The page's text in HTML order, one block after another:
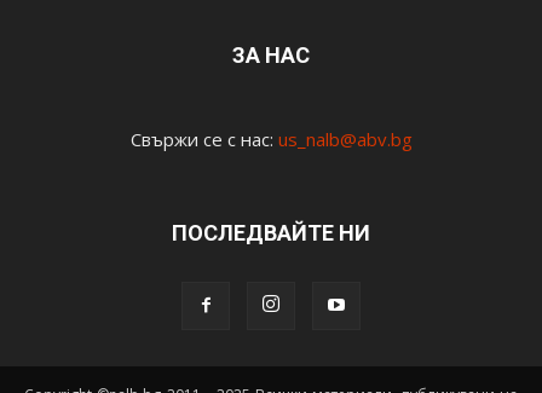
ЗА НАС
Свържи се с нас: us_nalb@abv.bg
ПОСЛЕДВАЙТЕ НИ